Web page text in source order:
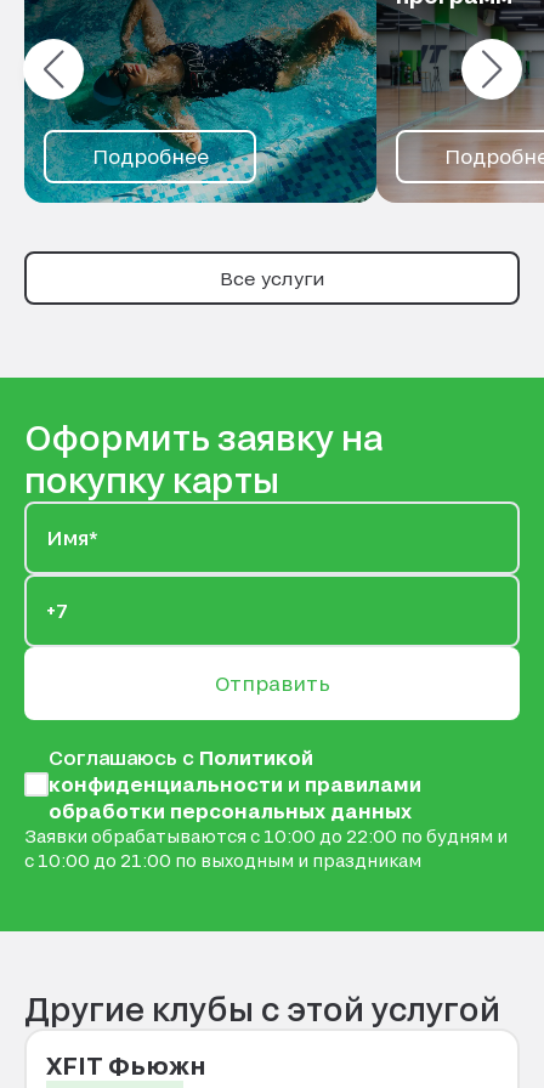
Подробнее
Все услуги
Оформить заявку на
покупку карты
Отправить
Соглашаюсь с Политикой
конфиденциальности и правилами
обработки персональных данных
Заявки обрабатываются с 10:00 до 22:00 по будням и
с 10:00 до 21:00 по выходным и праздникам
Другие клубы с этой услугой
XFIT Фьюжн